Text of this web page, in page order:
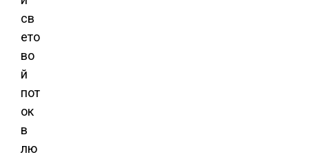
св
ето
во
й
пот
ок
в
лю